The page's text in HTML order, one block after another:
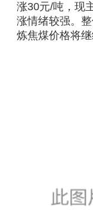
涨30元/吨，现
涨情绪较强。
炼焦煤价格将继